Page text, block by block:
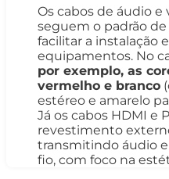
Os cabos de áudio e
seguem o padrão
facilitar a instalação
equipamentos. No
por exemplo, as
vermelho e branco
estéreo e amarelo
Já os cabos HDMI e
revestimento
transmitindo áudio
fio, com foco na